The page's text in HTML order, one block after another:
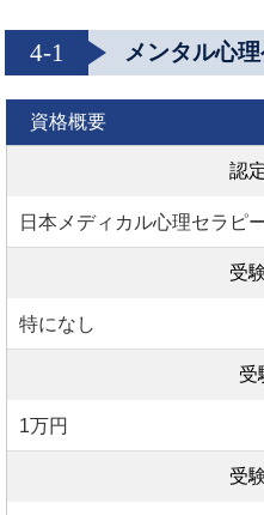
4-1 メンタル心
資格概要
認
日本メディカル心理セラピ
受
特になし
受
1万円
受